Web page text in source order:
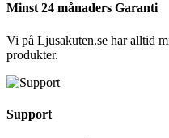
Minst 24 månaders Garanti
Vi på Ljusakuten.se har alltid
produkter.
Support